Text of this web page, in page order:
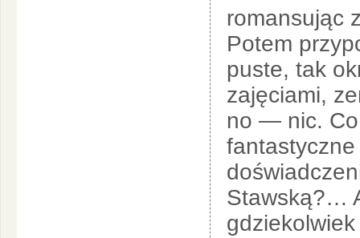
romansując
Potem
puste, tak
zajęciami,
no — nic.
Stawską?…